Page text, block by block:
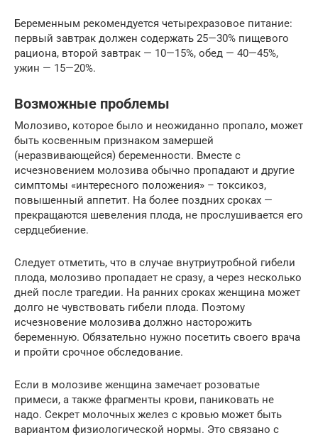
Беременным рекомендуется четырехразовое питание:
первый завтрак должен содержать 25—30% пищевого
рациона, второй завтрак — 10—15%, обед — 40—45%,
ужин — 15—20%.
Возможные проблемы
Молозиво, которое было и неожиданно пропало, может
быть косвенным признаком замершей
(неразвивающейся) беременности. Вместе с
исчезновением молозива обычно пропадают и другие
симптомы «интересного положения» – токсикоз,
повышенный аппетит. На более поздних сроках —
прекращаются шевеления плода, не прослушивается его
сердцебиение.
Следует отметить, что в случае внутриутробной гибели
плода, молозиво пропадает не сразу, а через несколько
дней после трагедии. На ранних сроках женщина может
долго не чувствовать гибели плода. Поэтому
исчезновение молозива должно насторожить
беременную. Обязательно нужно посетить своего врача
и пройти срочное обследование.
Если в молозиве женщина замечает розоватые
примеси, а также фрагменты крови, паниковать не
надо. Секрет молочных желез с кровью может быть
вариантом физиологической нормы. Это связано с